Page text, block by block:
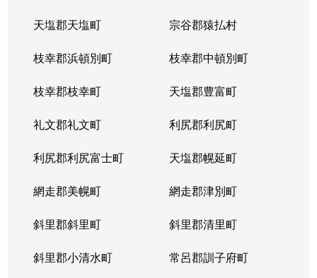
天塩郡天塩町 宗谷郡猿払村
枝幸郡浜頓別町 枝幸郡中頓別町
枝幸郡枝幸町 天塩郡豊富町
礼文郡礼文町 利尻郡利尻町
利尻郡利尻富士町 天塩郡幌延町
網走郡美幌町 網走郡津別町
斜里郡斜里町 斜里郡清里町
斜里郡小清水町 常呂郡訓子府町